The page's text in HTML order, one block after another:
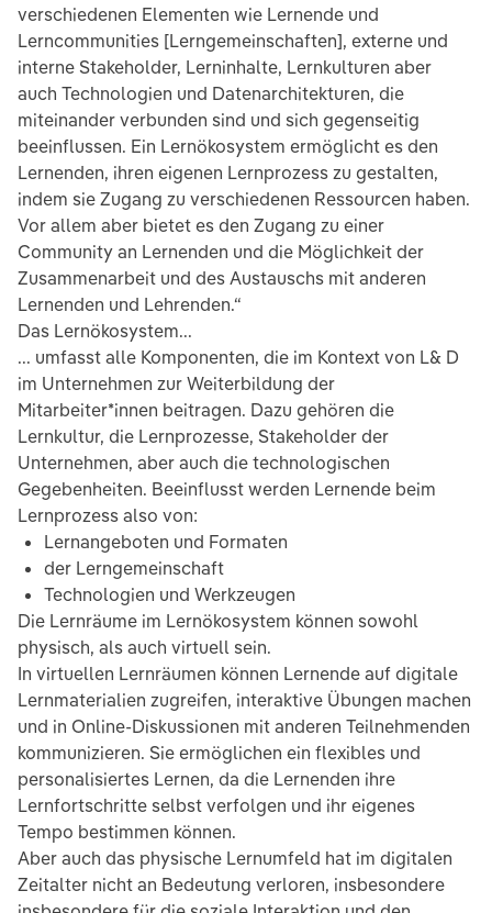
verschiedenen Elementen wie Lernende und
Lerncommunities [Lerngemeinschaften], externe und
interne Stakeholder, Lerninhalte, Lernkulturen aber
auch Technologien und Datenarchitekturen, die
miteinander verbunden sind und sich gegenseitig
beeinflussen. Ein Lernökosystem ermöglicht es den
Lernenden, ihren eigenen Lernprozess zu gestalten,
indem sie Zugang zu verschiedenen Ressourcen haben.
Vor allem aber bietet es den Zugang zu einer
Community an Lernenden und die Möglichkeit der
Zusammenarbeit und des Austauschs mit anderen
Lernenden und Lehrenden.“
Das Lernökosystem...
... umfasst alle Komponenten, die im Kontext von L& D
im Unternehmen zur Weiterbildung der
Mitarbeiter*innen beitragen. Dazu gehören die
Lernkultur, die Lernprozesse, Stakeholder der
Unternehmen, aber auch die technologischen
Gegebenheiten. Beeinflusst werden Lernende beim
Lernprozess also von:
Lernangeboten und Formaten
der Lerngemeinschaft
Technologien und Werkzeugen
Die Lernräume im Lernökosystem können sowohl
physisch, als auch virtuell sein.
In virtuellen Lernräumen können Lernende auf digitale
Lernmaterialien zugreifen, interaktive Übungen machen
und in Online-Diskussionen mit anderen Teilnehmenden
kommunizieren. Sie ermöglichen ein flexibles und
personalisiertes Lernen, da die Lernenden ihre
Lernfortschritte selbst verfolgen und ihr eigenes
Tempo bestimmen können.
Aber auch das physische Lernumfeld hat im digitalen
Zeitalter nicht an Bedeutung verloren, insbesondere